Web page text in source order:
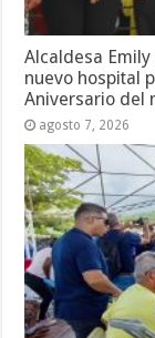
Alcaldesa
nuevo hospital
Aniversario del
agosto 7, 2026